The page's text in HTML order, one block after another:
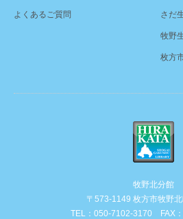
よくあるご質問 さだ
牧野
枚方
牧野北分館
〒573-1149 枚方市牧野
TEL：050-7102-3170 FAX